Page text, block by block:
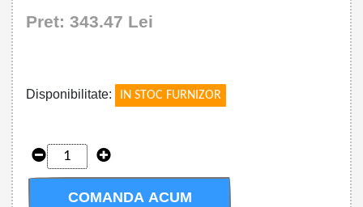
Pret: 343.47 Lei
Disponibilitate: IN STOC FURNIZOR
COMANDA ACUM